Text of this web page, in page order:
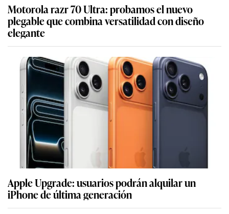
Motorola razr 70 Ultra: probamos el nuevo
plegable que combina versatilidad con diseño
elegante
Apple Upgrade: usuarios podrán alquilar un
iPhone de última generación